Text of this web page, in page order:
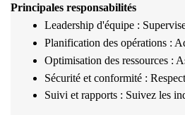
Principales responsabilités
Leadership d'équipe :
Planification des opérations :
Optimisation des ressources :
Sécurité et conformité :
Suivi et rapports : Suivez les